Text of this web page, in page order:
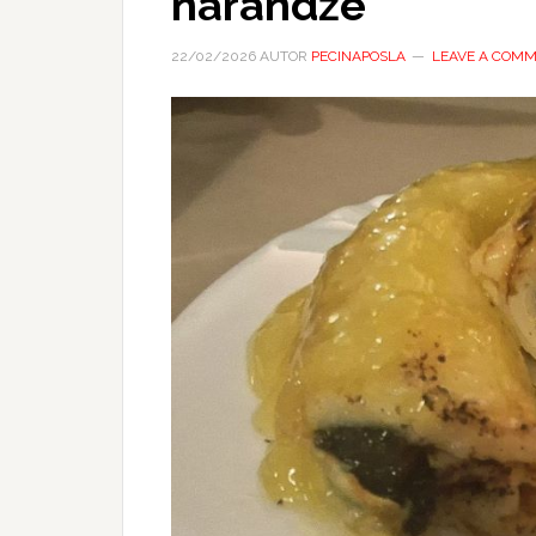
22/02/2026 AUTOR PECINAPOSLA LEAVE A